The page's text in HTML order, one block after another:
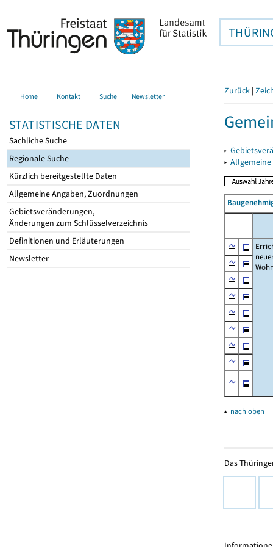
Home Kontakt Suche Newsletter
STATISTISCHE DATEN
Sachliche Suche
Regionale Suche
Kürzlich bereitgestellte Daten
Allgemeine Angaben, Zuordnungen
Gebietsveränderungen,
Änderungen zum Schlüsselverzeichnis
Definitionen und Erläuterungen
Newsletter
Zurück |
▸
▸
▴ nach oben
Das